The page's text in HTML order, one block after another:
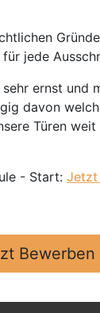
jede
ernst
davon
Türen
- Start: Jetzt
Bewerben